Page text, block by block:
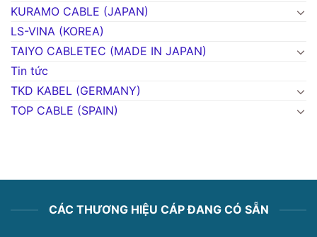
KURAMO CABLE (JAPAN)
LS-VINA (KOREA)
TAIYO CABLETEC (MADE IN JAPAN)
Tin tức
TKD KABEL (GERMANY)
TOP CABLE (SPAIN)
CÁC THƯƠNG HIỆU CÁP ĐANG CÓ SẴN